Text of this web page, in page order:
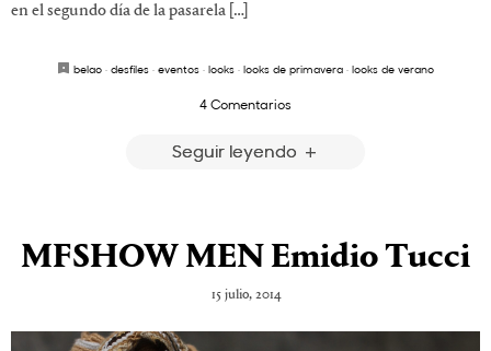
en el segundo día de la pasarela […]
belao · desfiles · eventos · looks · looks de primavera · looks de verano
4 Comentarios
Seguir leyendo
MFSHOW MEN Emidio Tucci
15 julio, 2014